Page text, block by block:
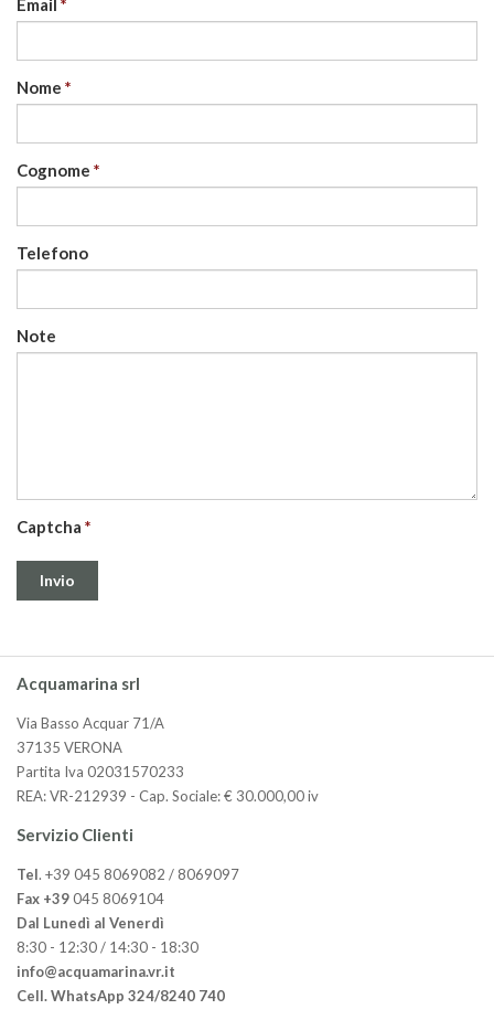
Nome
Cognome
Telefono
Note
Captcha
Acquamarina srl
Via Basso Acquar 71/A
37135 VERONA
Partita Iva 02031570233
REA: VR-212939 - Cap. Sociale: € 30.000,00 iv
Servizio Clienti
Tel. +39 045 8069082 / 8069097
Fax +39045 8069104
Dal Lunedì al Venerdì
8:30 - 12:30 / 14:30 - 18:30
info@acquamarina.vr.it
Cell. WhatsApp 324/8240 740